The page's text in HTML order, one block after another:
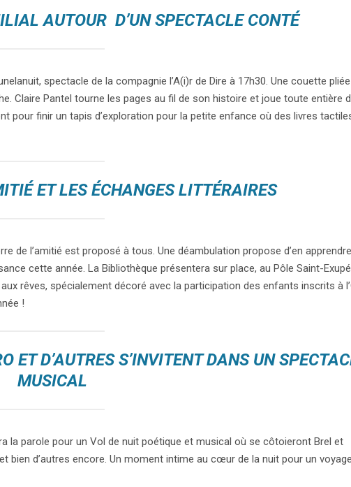
AUTOUR D’UN SPECTACLE CONTÉ
spectacle de la compagnie l’A(i)r de Dire à 17h30. Une couette
Claire Pantel tourne les pages au fil de son histoire et joue toute entière
pour finir un tapis d’exploration pour la petite enfance où des livres
ET LES ÉCHANGES LITTÉRAIRES
de l’amitié est proposé à tous. Une déambulation propose d’en
cette année. La Bibliothèque présentera sur place, au Pôle Saint-
rêves, spécialement décoré avec la participation des enfants inscrits à
!
ET D’AUTRES S’INVITENT DANS UN
MUSICAL
la parole pour un Vol de nuit poétique et musical où se côtoieront Brel et
bien d’autres encore. Un moment intime au cœur de la nuit pour un voyage